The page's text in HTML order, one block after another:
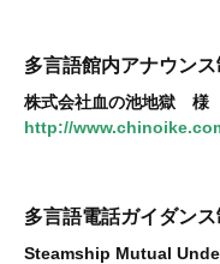
多言語館内アナウンス
株式会社血の池地獄 様
http://
多言語電話ガイダンス
Steamship Mutual